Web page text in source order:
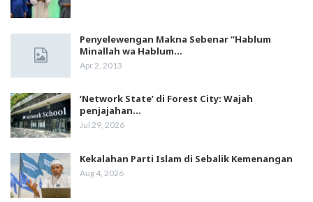
Penyelewengan Makna Sebenar “Hablum
Minallah wa Hablum…
Apr 2, 2013
‘Network State’ di Forest City: Wajah
penjajahan…
Jul 29, 2026
Kekalahan Parti Islam di Sebalik Kemenangan
Aug 4, 2026